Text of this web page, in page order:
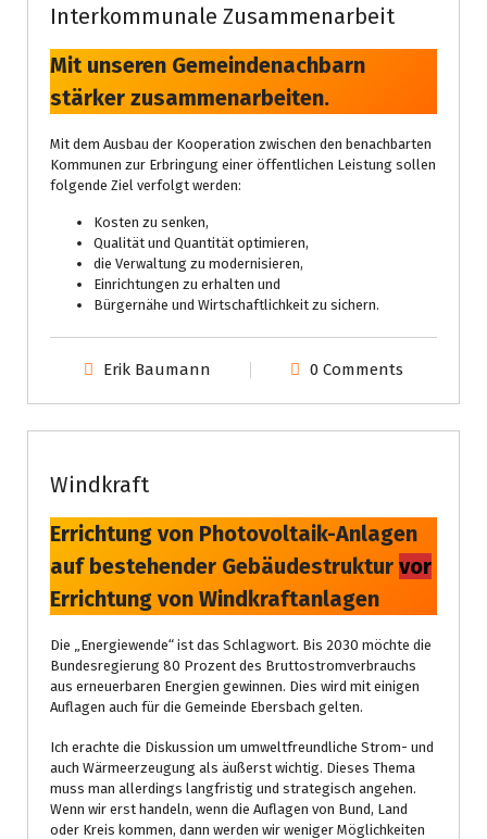
Interkommunale Zusammenarbeit
Mit unseren Gemeindenachbarn
stärker zusammenarbeiten.
Mit dem Ausbau der Kooperation zwischen den benachbarten
Kommunen zur Erbringung einer öffentlichen Leistung sollen
folgende Ziel verfolgt werden:
Kosten zu senken,
Qualität und Quantität optimieren,
die Verwaltung zu modernisieren,
Einrichtungen zu erhalten und
Bürgernähe und Wirtschaftlichkeit zu sichern.
Erik Baumann
0 Comments
Windkraft
Errichtung von Photovoltaik-Anlagen
auf bestehender Gebäudestruktur vor
Errichtung von Windkraftanlagen
Die „Energiewende“ ist das Schlagwort. Bis 2030 möchte die
Bundesregierung 80 Prozent des Bruttostromverbrauchs
aus erneuerbaren Energien gewinnen. Dies wird mit einigen
Auflagen auch für die Gemeinde Ebersbach gelten.
Ich erachte die Diskussion um umweltfreundliche Strom- und
auch Wärmeerzeugung als äußerst wichtig. Dieses Thema
muss man allerdings langfristig und strategisch angehen.
Wenn wir erst handeln, wenn die Auflagen von Bund, Land
oder Kreis kommen, dann werden wir weniger Möglichkeiten